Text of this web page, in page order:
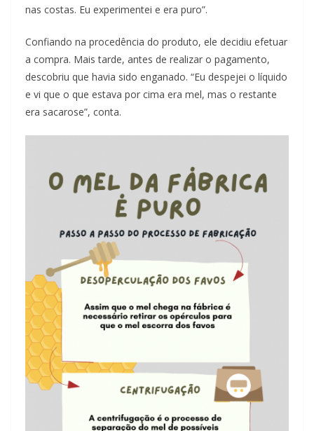
nas costas. Eu experimentei e era puro”.
Confiando na procedência do produto, ele decidiu efetuar
a compra. Mais tarde, antes de realizar o pagamento,
descobriu que havia sido enganado. “Eu despejei o líquido
e vi que o que estava por cima era mel, mas o restante
era sacarose”, conta.